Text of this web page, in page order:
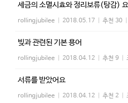
세금의 소멸시효와 정리보류(탕감) 요
rollingjubilee 2018.05.17 추천 30
빚과 관련된 기본 용어
rollingjubilee 2018.04.12 추천 9
서류를 받았어요
rollingjubilee 2018.04.12 추천 2